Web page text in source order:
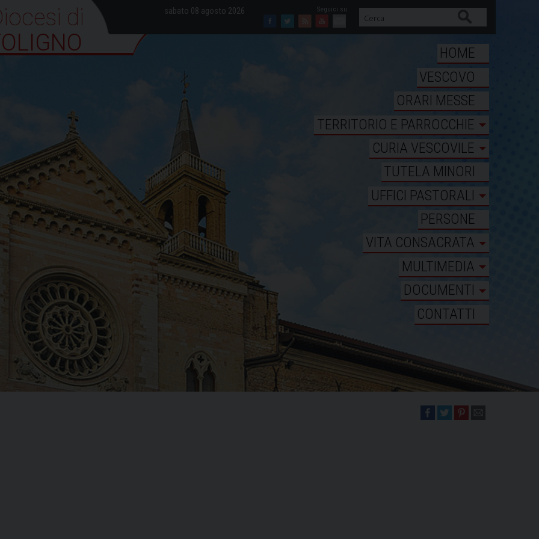
sabato 08 agosto 2026
Facebook
Twitter
FeedYoutube
Mail
di Foligno
HOME
VESCOVO
ORARI MESSE
TERRITORIO E PARROCCHIE
CURIA VESCOVILE
TUTELA MINORI
UFFICI PASTORALI
PERSONE
VITA CONSACRATA
MULTIMEDIA
DOCUMENTI
CONTATTI